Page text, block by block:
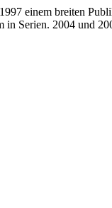
einem breiten
in Serien. 2004 und